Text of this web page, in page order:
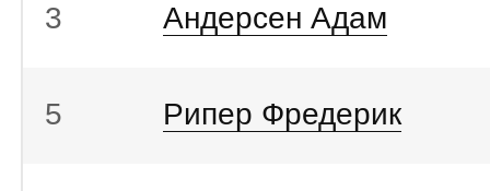
3 Андерсен Адам
5 Рипер Фредерик